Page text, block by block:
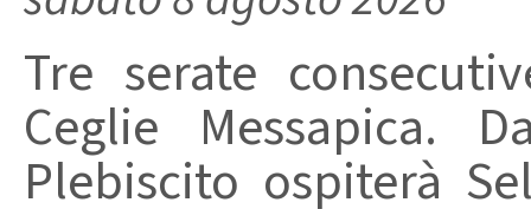
Tre serate
Ceglie Messapica.
Plebiscito ospiterà